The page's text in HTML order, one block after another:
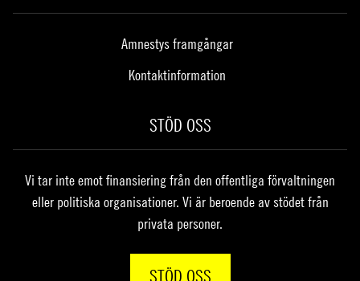
Amnestys framgångar
Kontaktinformation
STÖD OSS
Vi tar inte emot finansiering från den offentliga förvaltningen
eller politiska organisationer. Vi är beroende av stödet från
privata personer.
STÖD OSS